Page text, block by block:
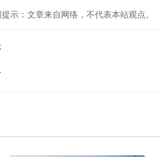
示：文章来自网络，不代表本站观点。